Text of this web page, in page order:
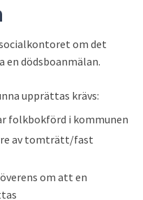
om det
dödsboanmälan.
upprättas krävs:
folkbokförd i kommunen
av tomträtt/fast
om att en